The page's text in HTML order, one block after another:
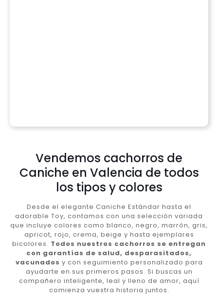
Vendemos cachorros de
Caniche en Valencia de todos
los tipos y colores
Desde el elegante Caniche Estándar hasta el
adorable Toy, contamos con una selección variada
que incluye colores como blanco, negro, marrón, gris,
apricot, rojo, crema, beige y hasta ejemplares
bicolores. Todos nuestros cachorros se entregan
con garantías de salud, desparasitados,
vacunados y con seguimiento personalizado para
ayudarte en sus primeros pasos. Si buscas un
compañero inteligente, leal y lleno de amor, aquí
comienza vuestra historia juntos.